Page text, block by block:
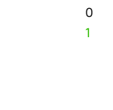
0
1